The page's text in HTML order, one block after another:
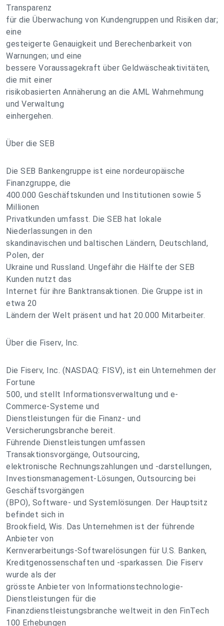
Transparenz
für die Überwachung von Kundengruppen und Risiken dar;
eine
gesteigerte Genauigkeit und Berechenbarkeit von
Warnungen; und eine
bessere Voraussagekraft über Geldwäscheaktivitäten,
die mit einer
risikobasierten Annäherung an die AML Wahrnehmung
und Verwaltung
einhergehen.
Über die SEB
Die SEB Bankengruppe ist eine nordeuropäische
Finanzgruppe, die
400.000 Geschäftskunden und Institutionen sowie 5
Millionen
Privatkunden umfasst. Die SEB hat lokale
Niederlassungen in den
skandinavischen und baltischen Ländern, Deutschland,
Polen, der
Ukraine und Russland. Ungefähr die Hälfte der SEB
Kunden nutzt das
Internet für ihre Banktransaktionen. Die Gruppe ist in
etwa 20
Ländern der Welt präsent und hat 20.000 Mitarbeiter.
Über die Fiserv, Inc.
Die Fiserv, Inc. (NASDAQ: FISV), ist ein Unternehmen der
Fortune
500, und stellt Informationsverwaltung und e-
Commerce-Systeme und
Dienstleistungen für die Finanz- und
Versicherungsbranche bereit.
Führende Dienstleistungen umfassen
Transaktionsvorgänge, Outsourcing,
elektronische Rechnungszahlungen und -darstellungen,
Investionsmanagement-Lösungen, Outsourcing bei
Geschäftsvorgängen
(BPO), Software- und Systemlösungen. Der Hauptsitz
befindet sich in
Brookfield, Wis. Das Unternehmen ist der führende
Anbieter von
Kernverarbeitungs-Softwarelösungen für U.S. Banken,
Kreditgenossenschaften und -sparkassen. Die Fiserv
wurde als der
grösste Anbieter von Informationstechnologie-
Dienstleistungen für die
Finanzdienstleistungsbranche weltweit in den FinTech
100 Erhebungen